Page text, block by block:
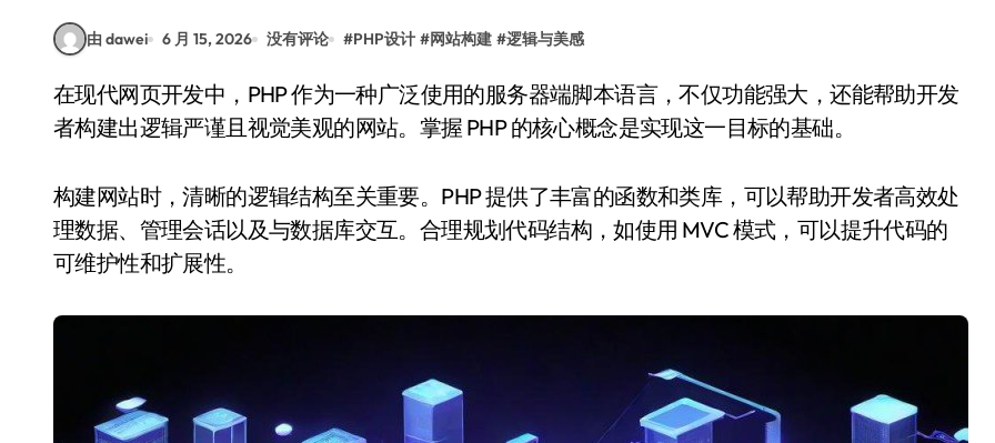
由 dawei 6 月 15, 2026 没有评论 #PHP设计 #网站构建 #逻辑与美感
在现代网页开发中，PHP 作为一种广泛使用的服务器端脚本语言，不仅功能强大，还能帮助开发
者构建出逻辑严谨且视觉美观的网站。掌握 PHP 的核心概念是实现这一目标的基础。
构建网站时，清晰的逻辑结构至关重要。PHP 提供了丰富的函数和类库，可以帮助开发者高效处
理数据、管理会话以及与数据库交互。合理规划代码结构，如使用 MVC 模式，可以提升代码的
可维护性和扩展性。